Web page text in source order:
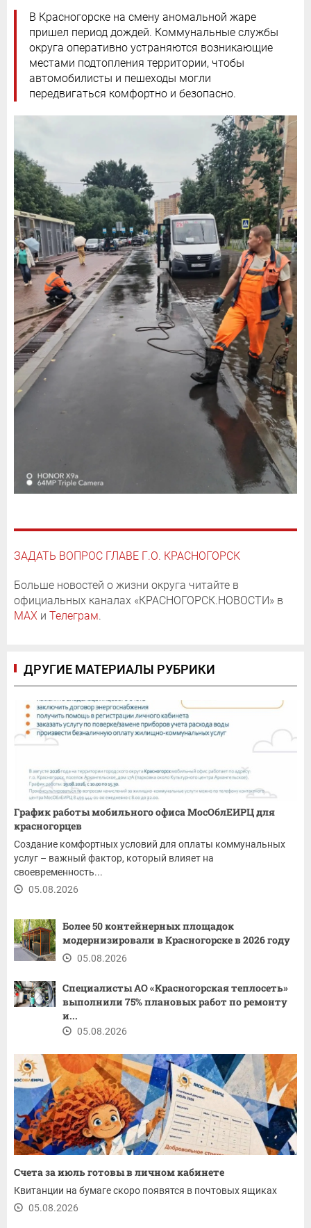
В Красногорске на смену аномальной жаре
пришел период дождей. Коммунальные службы
округа оперативно устраняются возникающие
местами подтопления территории, чтобы
автомобилисты и пешеходы могли
передвигаться комфортно и безопасно.
ЗАДАТЬ ВОПРОС ГЛАВЕ Г.О. КРАСНОГОРСК
Больше новостей о жизни округа читайте в
официальных каналах «КРАСНОГОРСК.НОВОСТИ» в
MAX и Телеграм.
ДРУГИЕ МАТЕРИАЛЫ РУБРИКИ
График работы мобильного офиса МосОблЕИРЦ для
красногорцев
Создание комфортных условий для оплаты коммунальных
услуг – важный фактор, который влияет на
своевременность...
05.08.2026
Более 50 контейнерных площадок
модернизировали в Красногорске в 2026 году
05.08.2026
Специалисты АО «Красногорская теплосеть»
выполнили 75% плановых работ по ремонту
и...
05.08.2026
Счета за июль готовы в личном кабинете
Квитанции на бумаге скоро появятся в почтовых ящиках
05.08.2026